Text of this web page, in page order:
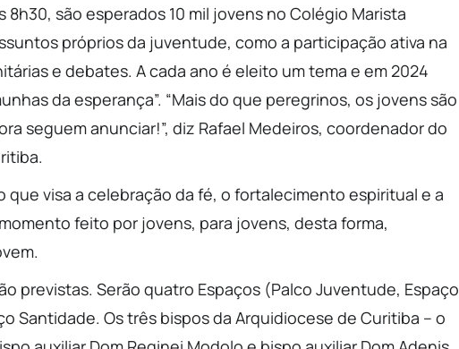
são esperados 10 mil jovens no Colégio Marista
próprios da juventude, como a participação ativa na
e debates. A cada ano é eleito um tema e em 2024
da esperança”. “Mais do que peregrinos, os jovens são
seguem anunciar!”, diz Rafael Medeiros, coordenador do
que visa a celebração da fé, o fortalecimento espiritual e a
feito por jovens, para jovens, desta forma,
previstas. Serão quatro Espaços (Palco Juventude, Espaço
Santidade. Os três bispos da Arquidiocese de Curitiba – o